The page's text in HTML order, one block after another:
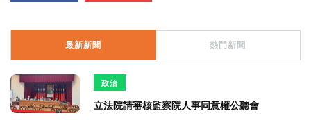
最新新聞 熱門新聞
政治
立法院請審核監察院人事同意權公聽會